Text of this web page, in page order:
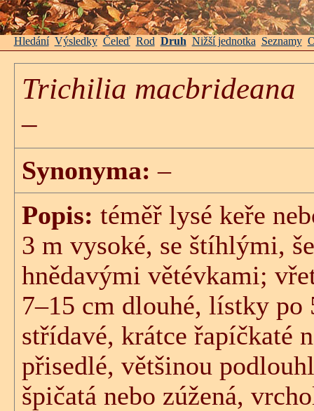
Hledání Výsledky Čeleď Rod Druh Nižší jednotka Seznamy
Trichilia macbrideana
–
Synonyma:–
Popis: téměř lysé keře
3 m vysoké, se štíhlými,
hnědavými větévkami;
7–15 cm dlouhé, lístky po
střídavé, krátce řapíčkaté
přisedlé, většinou
špičatá nebo zúžená,